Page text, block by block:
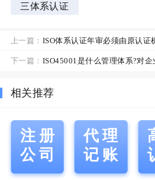
三体系认证
上一篇： ISO体系认证年审必须由原认证
下一篇： ISO45001是什么管理体系?对
相关推荐
注册
公司
代理
记账